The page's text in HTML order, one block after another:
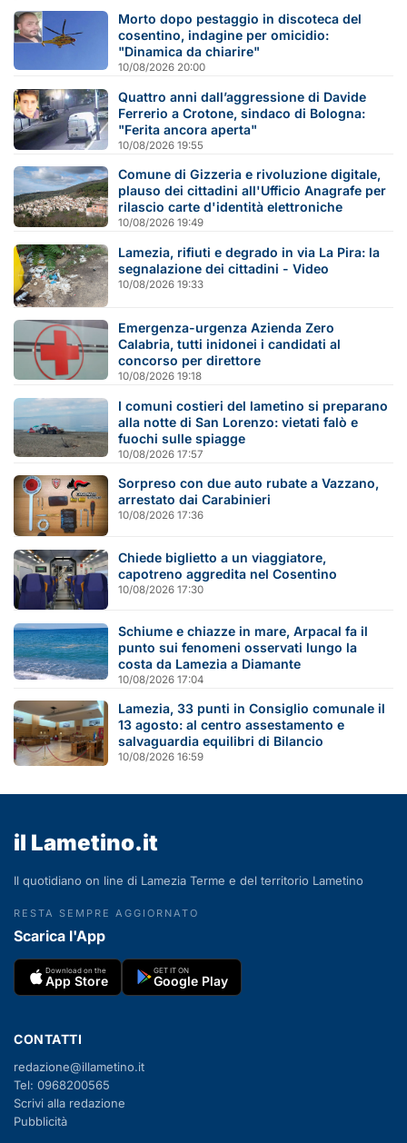
Morto dopo pestaggio in discoteca del
cosentino, indagine per omicidio:
"Dinamica da chiarire"
10/08/2026 20:00
Quattro anni dall’aggressione di Davide
Ferrerio a Crotone, sindaco di Bologna:
"Ferita ancora aperta"
10/08/2026 19:55
Comune di Gizzeria e rivoluzione digitale,
plauso dei cittadini all'Ufficio Anagrafe per
rilascio carte d'identità elettroniche
10/08/2026 19:49
Lamezia, rifiuti e degrado in via La Pira: la
segnalazione dei cittadini - Video
10/08/2026 19:33
Emergenza-urgenza Azienda Zero
Calabria, tutti inidonei i candidati al
concorso per direttore
10/08/2026 19:18
I comuni costieri del lametino si preparano
alla notte di San Lorenzo: vietati falò e
fuochi sulle spiagge
10/08/2026 17:57
Sorpreso con due auto rubate a Vazzano,
arrestato dai Carabinieri
10/08/2026 17:36
Chiede biglietto a un viaggiatore,
capotreno aggredita nel Cosentino
10/08/2026 17:30
Schiume e chiazze in mare, Arpacal fa il
punto sui fenomeni osservati lungo la
costa da Lamezia a Diamante
10/08/2026 17:04
Lamezia, 33 punti in Consiglio comunale il
13 agosto: al centro assestamento e
salvaguardia equilibri di Bilancio
10/08/2026 16:59
il Lametino.it
Il quotidiano on line di Lamezia Terme e del territorio Lametino
RESTA SEMPRE AGGIORNATO
Scarica l'App
Download on the
App Store
GET IT ON
Google Play
CONTATTI
redazione@illametino.it
Tel: 0968200565
Scrivi alla redazione
Pubblicità